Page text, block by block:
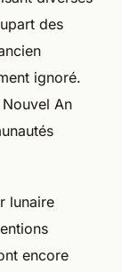
des
ignoré.
An
lunaire
encore